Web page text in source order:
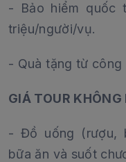
- Bảo hiểm quốc
triệu/người/vụ.
- Quà tặng từ công
GIÁ TOUR KHÔNG
- Đồ uống (rượu,
bữa ăn và suốt